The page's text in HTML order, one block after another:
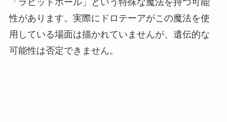
性があります。実際にドロテーアがこの魔法を使
用している場面は描かれていませんが、遺伝的な
可能性は否定できません。